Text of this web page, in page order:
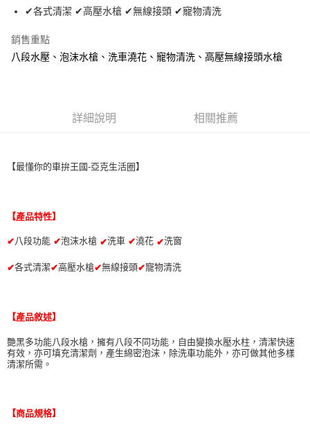
街口支付
悠遊付
【關於「AFTEE先享後付」】
１．簡單：不需註冊會員、不需綁卡、不需儲值。
【「AFTEE先享後付」結帳流程】
結帳頁面，進行簡訊認證並確認金額後，即可完成結帳。
３．收到繳費通知簡訊後14天內，點擊此簡訊中的連結，可透過四大超商／
後付繳納相關費用。
※ 交易是否成功請以「AFTEE先享後付 」之結帳頁面顯示為準，若有關於
是否繳費成功／繳費後需取消欲退款等相關疑問，請聯繫「AFTEE先享後付
客戶支援中心」https://netprotections.freshdesk.com/support/home
權轉讓予恩沛科技股份有限公司。
運送方式
每筆NT$70，滿NT$490(含以上)免運費
付款後全家取貨 (運費70$)
付款後萊爾富取貨 (運費70$)
每筆NT$70，滿NT$490(含以上)免運費
7-11取貨付款 (運費70$)
付款後7-11取貨 (運費70$)
✔各式清潔 ✔高壓水槍 ✔無線接頭 ✔寵物清洗
銷售重點
八段水壓、泡沫水槍、洗車澆花、寵物清洗、高壓無線接頭水槍
詳細說明 相關推薦
【最懂你的車拚王國-亞克生活圈】
【產品特性】
✔八段功能 ✔泡沫水槍 ✔洗車 ✔澆花 ✔洗窗
✔各式清潔✔高壓水槍✔無線接頭✔寵物清洗
【產品敘述】
艷黑多功能八段水槍，擁有八段不同功能，自由變換水壓水柱，清潔快速
有效，亦可填充清潔劑，產生綿密泡沫，除洗車功能外，亦可做其他多樣
清潔所需。
【商品規格】